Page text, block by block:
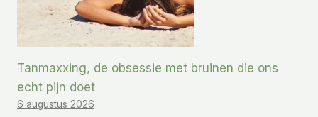
Tanmaxxing, de obsessie met bruinen die ons
echt pijn doet
6 augustus 2026